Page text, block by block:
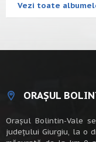
Vezi toate
ORAȘUL
Oraşul Bolintin-Vale
judeţului Giurgiu, la o